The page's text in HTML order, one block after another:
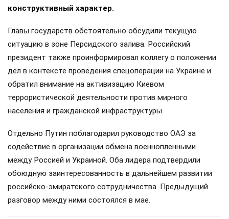
конструктивный характер.
Главы государств обстоятельно обсудили текущую
ситуацию в зоне Персидского залива. Российский
президент также проинформировал коллегу о положении
дел в контексте проведения спецоперации на Украине и
обратил внимание на активизацию Киевом
террористической деятельности против мирного
населения и гражданской инфраструктуры.
Отдельно Путин поблагодарил руководство ОАЭ за
содействие в организации обмена военнопленными
между Россией и Украиной. Оба лидера подтвердили
обоюдную заинтересованность в дальнейшем развитии
российско-эмиратского сотрудничества. Предыдущий
разговор между ними состоялся в мае.